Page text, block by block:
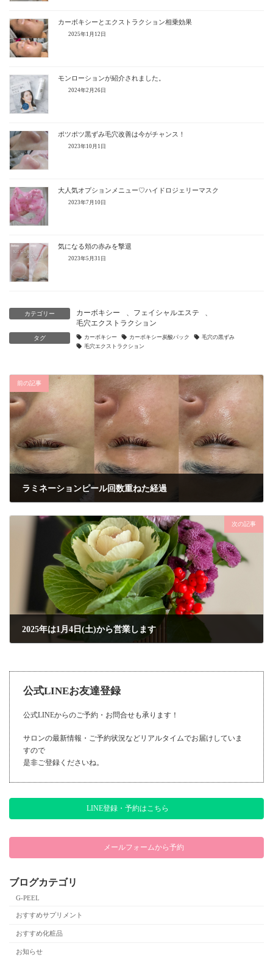
カーボキシーとエクストラクション相乗効果
2025年1月12日
モンローションが紹介されました。
2024年2月26日
ポツポツ黒ずみ毛穴改善は今がチャンス！
2023年10月1日
大人気オプションメニュー♡ハイドロジェリーマスク
2023年7月10日
気になる頬の赤みを撃退
2023年5月31日
カテゴリー カーボキシー 、 フェイシャルエステ
、
毛穴エクストラクション
タグ カーボキシー カーボキシー炭酸パック
毛穴の黒ずみ
毛穴エクストラクション
前の記事
ラミネーションピール回数重ねた経過
次の記事
2025年は1月4日(土)から営業します
公式LINEお友達登録
公式LINEからのご予約・お問合せも承ります！
サロンの最新情報・ご予約状況などリアルタイムでお届けしていま
すので
是非ご登録くださいね。
LINE登録・予約はこちら
メールフォームから予約
ブログカテゴリ
G-PEEL
おすすめサプリメント
おすすめ化粧品
お知らせ